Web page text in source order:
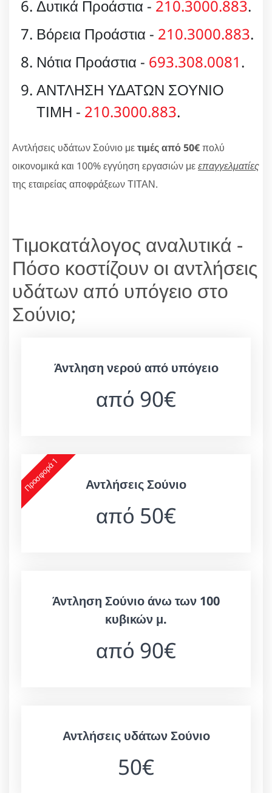
Δυτικά Προάστια - 210.3000.883.
Βόρεια Προάστια - 210.3000.883.
Νότια Προάστια - 693.308.0081.
ΑΝΤΛΗΣΗ ΥΔΑΤΩΝ ΣΟΥΝΙΟ
ΤΙΜΗ - 210.3000.883.
Αντλήσεις υδάτων Σούνιο μετιμές από 50€πολύ
οικονομικά και 100% εγγύηση εργασιών μεεπαγγελματίες
της εταιρείας αποφράξεων ΤΙΤΑΝ.
Τιμοκατάλογος αναλυτικά -
Πόσο κοστίζουν οι αντλήσεις
υδάτων από υπόγειο στο
Σούνιο;
Άντληση νερού από υπόγειο
από 90€
Προσφορά 1 Αντλήσεις Σούνιο
από 50€
Άντληση Σούνιο άνω των 100
κυβικών μ.
από 90€
Αντλήσεις υδάτων Σούνιο
50€